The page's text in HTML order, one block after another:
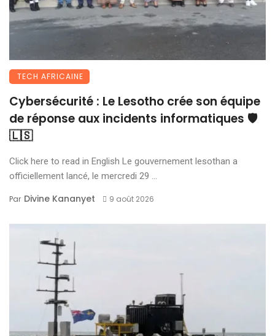
TECH AFRICAINE
Cybersécurité : Le Lesotho crée son équipe
de réponse aux incidents informatiques 🛡️
🇱🇸
Click here to read in English Le gouvernement lesothan a
officiellement lancé, le mercredi 29 ...
Par Divine Kananyet 9 août 2026